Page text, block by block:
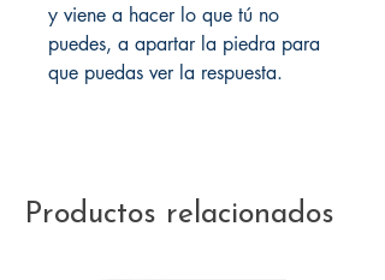
y viene a hacer lo que tú no
puedes, a apartar la piedra para
que puedas ver la respuesta.
Productos relacionados